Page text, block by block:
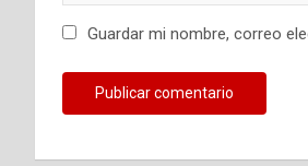
Guardar mi nombre, correo